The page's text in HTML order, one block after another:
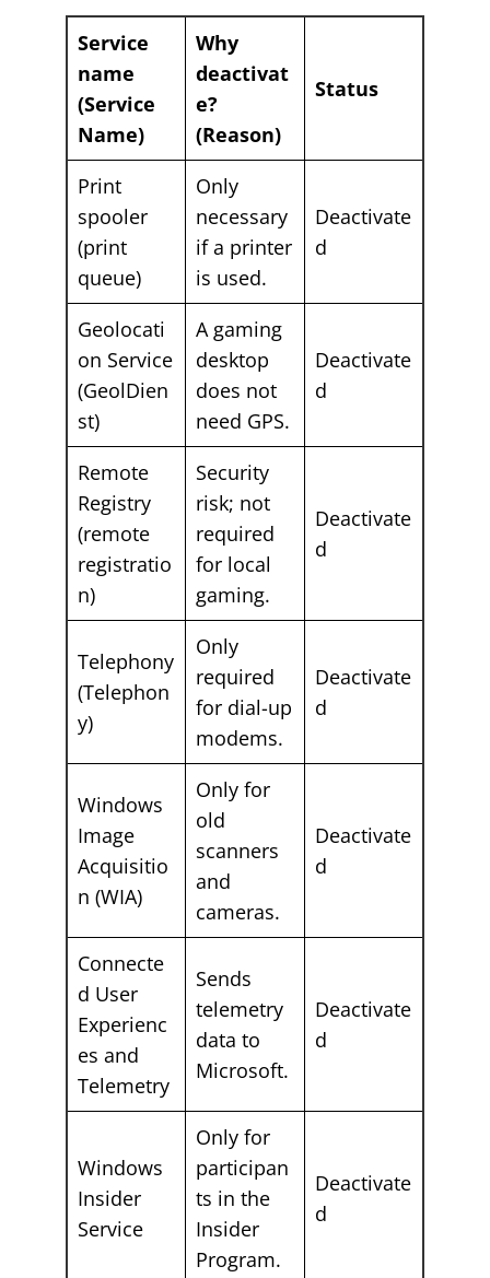
Service
name
(Service
Name)
Why
deactivat
e?
(Reason)
Status
Print
spooler
(print
queue)
Only
necessary
if a printer
is used.
Deactivate
d
Geolocati
on Service
(GeolDien
st)
A gaming
desktop
does not
need GPS.
Deactivate
d
Remote
Registry
(remote
registratio
n)
Security
risk; not
required
for local
gaming.
Deactivate
d
Telephony
(Telephon
y)
Only
required
for dial-up
modems.
Deactivate
d
Windows
Image
Acquisitio
n (WIA)
Only for
old
scanners
and
cameras.
Deactivate
d
Connecte
d User
Experienc
es and
Telemetry
Sends
telemetry
data to
Microsoft.
Deactivate
d
Windows
Insider
Service
Only for
participan
ts in the
Insider
Program.
Deactivate
d